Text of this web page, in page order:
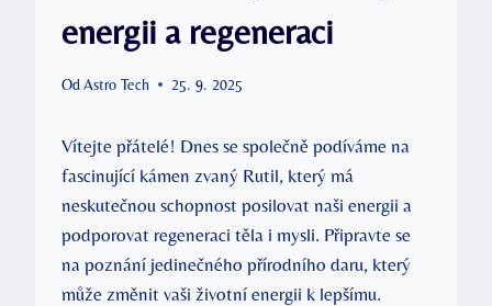
energii a regeneraci
Od Astro Tech 25. 9. 2025
Vítejte přátelé! Dnes se společně podíváme na
fascinující kámen zvaný Rutil, který má
neskutečnou schopnost posilovat naši energii a
podporovat regeneraci těla i mysli. Připravte se
na poznání jedinečného přírodního daru, který
může změnit vaši životní energii k lepšímu.